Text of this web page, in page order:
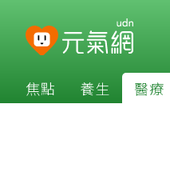
焦點 養生 醫療